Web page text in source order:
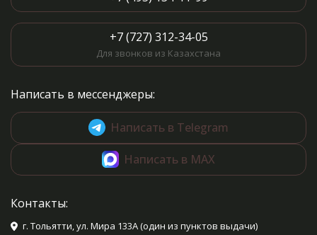
+7 (727) 312-34-05
Для звонков из Казахстана
Написать в мессенджеры:
Написать в Telegram
Написать в MAX
Контакты:
г. Тольятти, ул. Мира 133А (один из пунктов выдачи)